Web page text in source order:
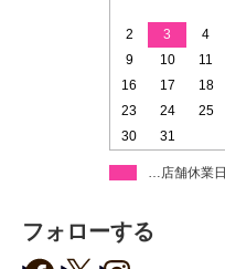
2
3 4
9
10 11
16
17 18
23
24 25
30
31
…店舗休業日
フォローする